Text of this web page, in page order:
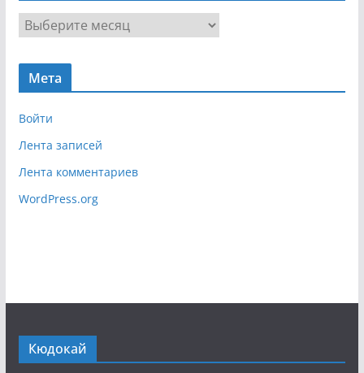
г
я
р
х
Мета
Войти
Лента записей
Лента комментариев
WordPress.org
Кюдокай